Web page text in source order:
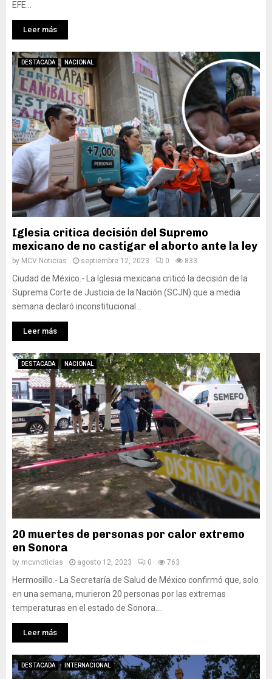
EFE...
Leer más
DESTACADA NACIONAL
Iglesia critica decisión del Supremo
mexicano de no castigar el aborto ante la ley
by MCV Noticias septiembre 12, 2023 0 833
Ciudad de México.- La Iglesia mexicana criticó la decisión de la
Suprema Corte de Justicia de la Nación (SCJN) que a media
semana declaró inconstitucional...
Leer más
DESTACADA NACIONAL
20 muertes de personas por calor extremo
en Sonora
by mcvnoticias agosto 12, 2023 0 763
Hermosillo.- La Secretaría de Salud de México confirmó que, solo
en una semana, murieron 20 personas por las extremas
temperaturas en el estado de Sonora....
Leer más
DESTACADA INTERNACIONAL